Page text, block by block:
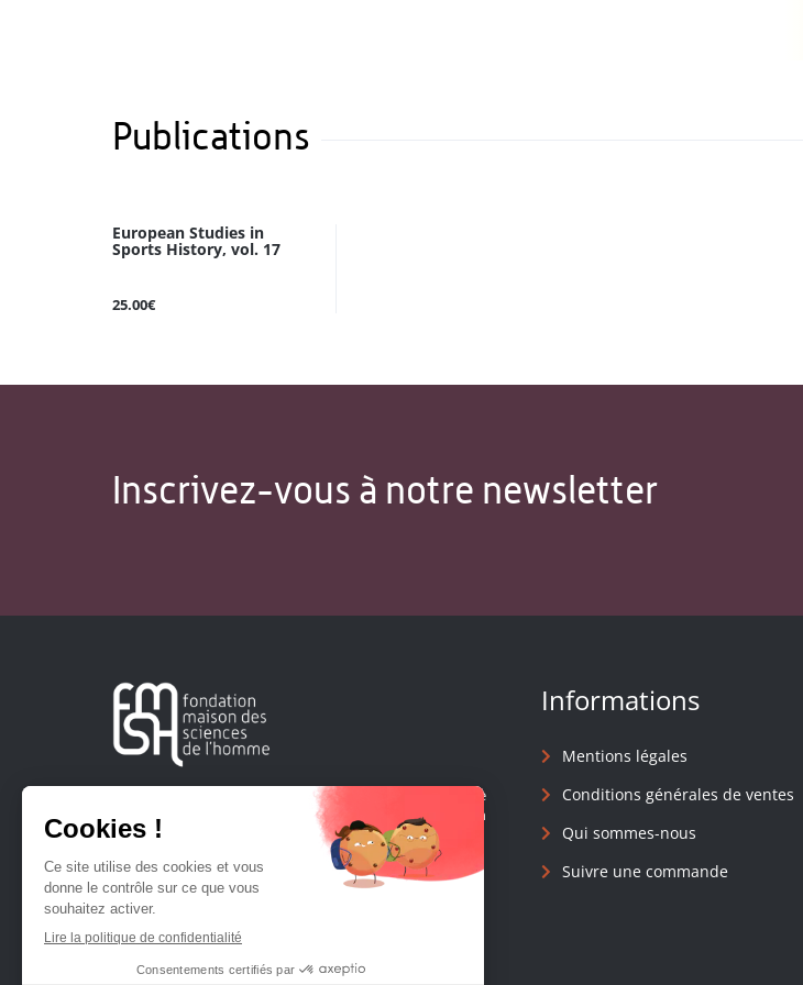
Publications
European Studies in
Sports History, vol. 17
25.00€
Inscrivez-vous à notre newsletter
Créée en 1963, la Fondation Maison Sciences de l'Homme
soutient la recherche et la diffusion des connaissances en
sciences humaines et sociales.
Informations
Mentions légales
Conditions générales de ventes
Qui sommes-nous
Suivre une commande